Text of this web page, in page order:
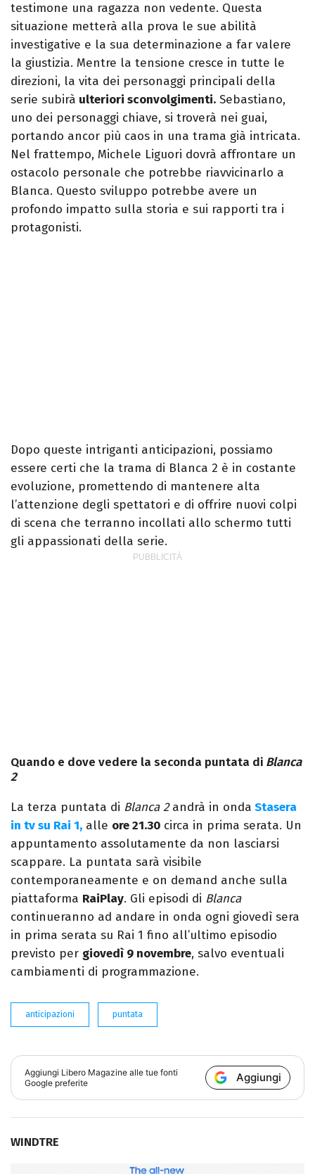
testimone una ragazza non vedente. Questa
situazione metterà alla prova le sue abilità
investigative e la sua determinazione a far valere
la giustizia. Mentre la tensione cresce in tutte le
direzioni, la vita dei personaggi principali della
serie subirà ulteriori sconvolgimenti. Sebastiano,
uno dei personaggi chiave, si troverà nei guai,
portando ancor più caos in una trama già intricata.
Nel frattempo, Michele Liguori dovrà affrontare un
ostacolo personale che potrebbe riavvicinarlo a
Blanca. Questo sviluppo potrebbe avere un
profondo impatto sulla storia e sui rapporti tra i
protagonisti.
Dopo queste intriganti anticipazioni, possiamo
essere certi che la trama di Blanca 2 è in costante
evoluzione, promettendo di mantenere alta
l’attenzione degli spettatori e di offrire nuovi colpi
di scena che terranno incollati allo schermo tutti
gli appassionati della serie.
Quando e dove vedere la seconda puntata di Blanca
2
La terza puntata di Blanca 2andrà in onda Stasera
in tv su Rai 1, alle ore 21.30 circa in prima serata. Un
appuntamento assolutamente da non lasciarsi
scappare. La puntata sarà visibile
contemporaneamente e on demand anche sulla
piattaforma RaiPlay. Gli episodi di Blanca
continueranno ad andare in onda ogni giovedì sera
in prima serata su Rai 1 fino all’ultimo episodio
previsto per giovedì 9 novembre, salvo eventuali
cambiamenti di programmazione.
anticipazioni puntata
Aggiungi Libero Magazine alle tue fonti
Google preferite
Aggiungi
WINDTRE